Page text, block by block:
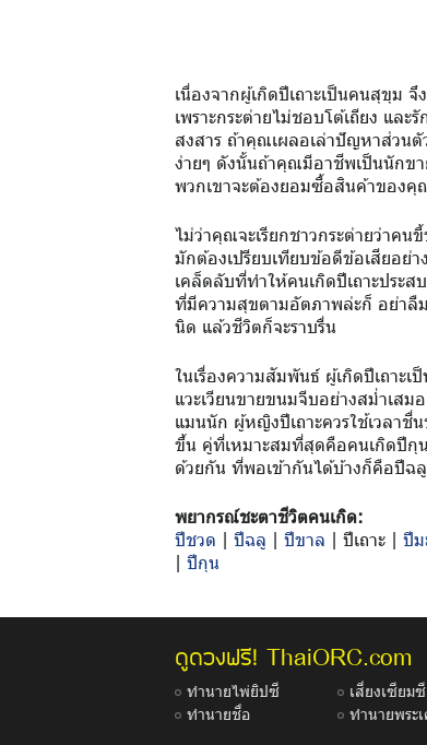
เนื่องจากผู้เกิดปีเถาะเป็นคนสุขุม
เพราะกระต่ายไม่ชอบโต้เถียง แล
สงสาร ถ้าคุณเผลอเล่าปัญหาส่วน
ง่ายๆ ดังนั้นถ้าคุณมีอาชีพเป็นนักขา
พวกเขาจะต้องยอมซื้อสินค้าของ
ไม่ว่าคุณจะเรียกชาวกระต่ายว่าคน
มักต้องเปรียบเทียบข้อดีข้อเสียอย่
เคล็ดลับที่ทำให้คนเกิดปีเถาะประส
ที่มีความสุขตามอัตภาพล่ะก็ อย่าลื
นิด แล้วชีวิตก็จะราบรื่น
ในเรื่องความสัมพันธ์ ผู้เกิดปีเถาะ
แวะเวียนขายขนมจีบอย่างสม่ำเสม
แมนนัก ผู้หญิงปีเถาะควรใช้เวลาชื่
ขึ้น คู่ที่เหมาะสมที่สุดคือคนเกิดปีกุ
ด้วยกัน ที่พอเข้ากันได้บ้างก็คือปีฉ
พยากรณ์ชะตาชีวิตคนเกิด:
ปีชวด | ปีฉลู | ปีขาล | ปีเถาะ | ปีม
| ปีกุน
ดูดวงฟรี! ThaiORC.com
ทำนายไพ่ยิปซี เสี่ยงเซียมซี
ทำนายชื่อ
ทำนายพระ